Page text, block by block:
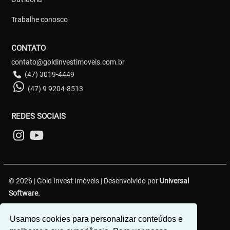
Usamos cookies para personalizar conteúdos e
Trabalhe conosco
CONTATO
contato@goldinvestimoveis.com.br
(47) 3019-4449
(47) 9 9204-8513
REDES SOCIAIS
© 2026 | Gold Invest Imóveis | Desenvolvido por Universal
Software.
R. Hercílio Luz, 349 - Centro 1, Brusque - SC, 88350-301